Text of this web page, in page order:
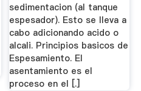
sedimentacion (al tanque
espesador). Esto se lleva a
cabo adicionando acido o
alcali. Principios basicos de
Espesamiento. El
asentamiento es el
proceso en el [.]